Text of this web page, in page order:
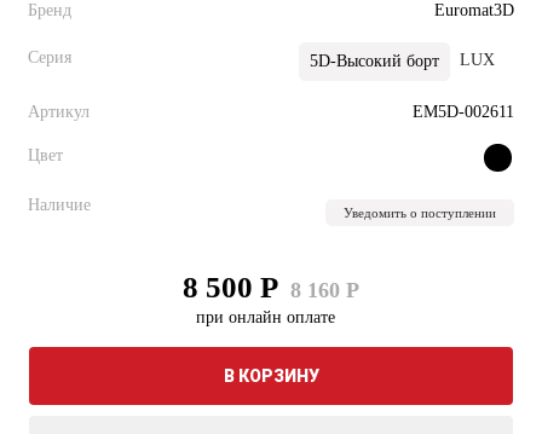
Бренд Euromat3D
Серия 5D-Высокий борт LUX
Артикул EM5D-002611
Цвет
Наличие Уведомить о поступлении
8 500 Р 8 160 Р
при онлайн оплате
В КОРЗИНУ